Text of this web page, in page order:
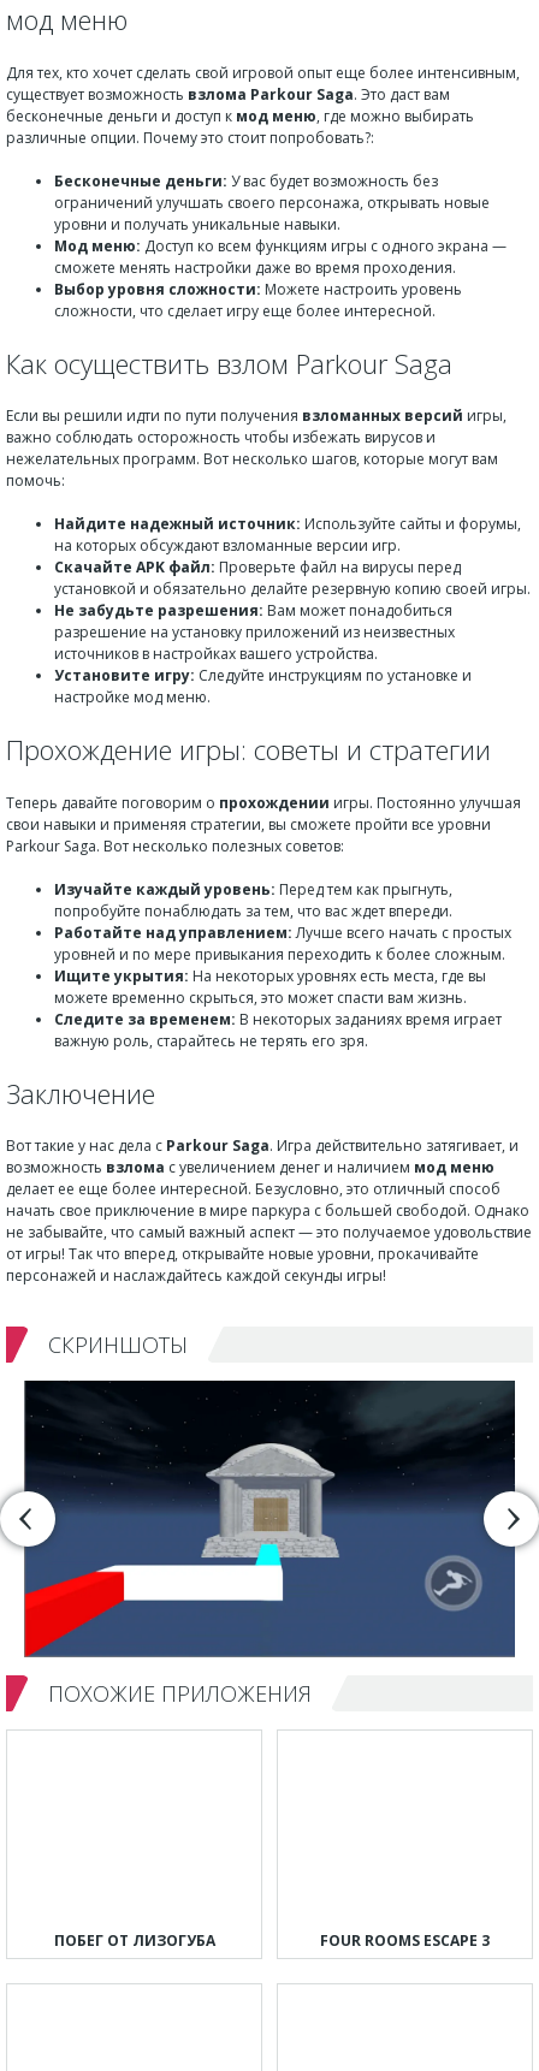
мод меню
Для тех, кто хочет сделать свой игровой опыт еще более интенсивным,
существует возможность взлома Parkour Saga. Это даст вам
бесконечные деньги и доступ к мод меню, где можно выбирать
различные опции. Почему это стоит попробовать?:
Бесконечные деньги: У вас будет возможность без
ограничений улучшать своего персонажа, открывать новые
уровни и получать уникальные навыки.
Мод меню: Доступ ко всем функциям игры с одного экрана —
сможете менять настройки даже во время проходения.
Выбор уровня сложности: Можете настроить уровень
сложности, что сделает игру еще более интересной.
Как осуществить взлом Parkour Saga
Если вы решили идти по пути получения взломанных версий игры,
важно соблюдать осторожность чтобы избежать вирусов и
нежелательных программ. Вот несколько шагов, которые могут вам
помочь:
Найдите надежный источник: Используйте сайты и форумы,
на которых обсуждают взломанные версии игр.
Скачайте APK файл: Проверьте файл на вирусы перед
установкой и обязательно делайте резервную копию своей игры.
Не забудьте разрешения: Вам может понадобиться
разрешение на установку приложений из неизвестных
источников в настройках вашего устройства.
Установите игру: Следуйте инструкциям по установке и
настройке мод меню.
Прохождение игры: советы и стратегии
Теперь давайте поговорим о прохождении игры. Постоянно улучшая
свои навыки и применяя стратегии, вы сможете пройти все уровни
Parkour Saga. Вот несколько полезных советов:
Изучайте каждый уровень: Перед тем как прыгнуть,
попробуйте понаблюдать за тем, что вас ждет впереди.
Работайте над управлением:Лучше всего начать с простых
уровней и по мере привыкания переходить к более сложным.
Ищите укрытия: На некоторых уровнях есть места, где вы
можете временно скрыться, это может спасти вам жизнь.
Следите за временем: В некоторых заданиях время играет
важную роль, старайтесь не терять его зря.
Заключение
Вот такие у нас дела с Parkour Saga. Игра действительно затягивает, и
возможность взлома с увеличением денег и наличием мод меню
делает ее еще более интересной. Безусловно, это отличный способ
начать свое приключение в мире паркура с большей свободой. Однако
не забывайте, что самый важный аспект — это получаемое удовольствие
от игры! Так что вперед, открывайте новые уровни, прокачивайте
персонажей и наслаждайтесь каждой секунды игры!
СКРИНШОТЫ
ПОХОЖИЕ ПРИЛОЖЕНИЯ
ПОБЕГ ОТ ЛИЗОГУБА FOUR ROOMS ESCAPE 3